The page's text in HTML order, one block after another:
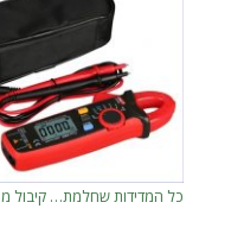
כל המדידות שחלמת… קיבול מ 1pF מדידת DC ע"י צבת